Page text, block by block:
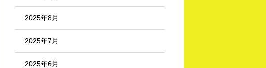
2025年8月
2025年7月
2025年6月